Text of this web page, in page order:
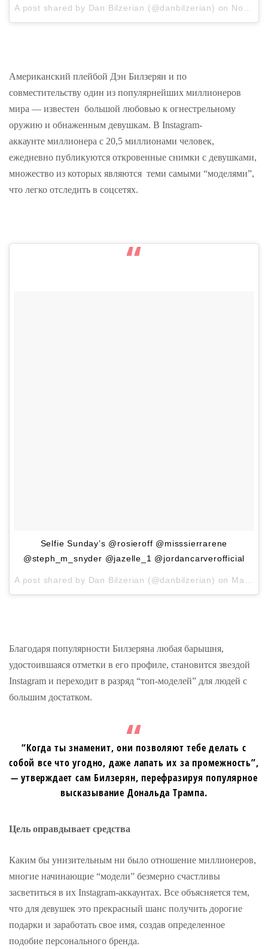
A post shared by Dan Bilzerian (@danbilzerian) on Nov 10, 2016 at 10:52am PST
Американский плейбой Дэн Билзерян и по
совместительству один из популярнейших миллионеров
мира — известен большой любовью к огнестрельному
оружию и обнаженным девушкам. В Instagram-
аккаунте миллионера с 20,5 миллионами человек,
ежедневно публикуются откровенные снимки с девушками,
множество из которых являются теми самыми “моделями”,
что легко отследить в соцсетях.
Selfie Sunday’s @rosieroff @misssierrarene
@steph_m_snyder @jazelle_1 @jordancarverofficial
A post shared by Dan Bilzerian (@danbilzerian) on May 4, 2015 at 3:37am PDT
Благодаря популярности Билзеряна любая барышня,
удостоившаяся отметки в его профиле, становится звездой
Instagram и переходит в разряд “топ-моделей” для людей с
большим достатком.
“Когда ты знаменит, они позволяют тебе делать с
собой все что угодно, даже лапать их за промежность”,
— утверждает сам Билзерян, перефразируя популярное
высказывание Дональда Трампа.
Цель оправдывает средства
Каким бы унизительным ни было отношение миллионеров,
многие начинающие “модели” безмерно счастливы
засветиться в их Instagram-аккаунтах. Все объясняется тем,
что для девушек это прекрасный шанс получить дорогие
подарки и заработать свое имя, создав определенное
подобие персонального бренда.